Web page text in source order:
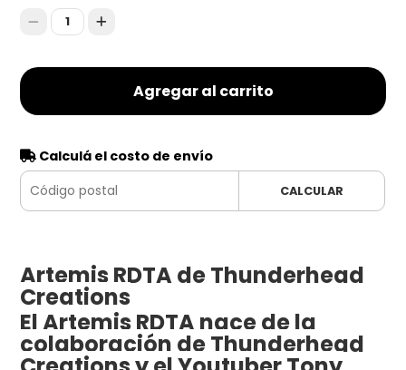
1
Agregar al carrito
Calculá el costo de envío
CALCULAR
Artemis RDTA de Thunderhead
Creations
El Artemis RDTA nace de la
colaboración de Thunderhead